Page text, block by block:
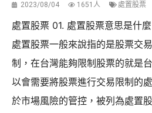
2023/08/04 1651人 處置股票
處置股票 01. 處置股票意思是什
處置股票一般來說指的是股票交
制，在台灣能夠限制股票的就是
以會需要將股票進行交易限制的
於市場風險的管控，被列為處置